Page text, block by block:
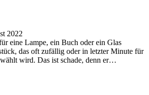
2022
eine Lampe, ein Buch oder ein Glas
das oft zufällig oder in letzter Minute für
wird. Das ist schade, denn er…